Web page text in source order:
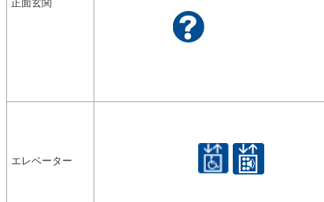
正面玄関
エレベーター